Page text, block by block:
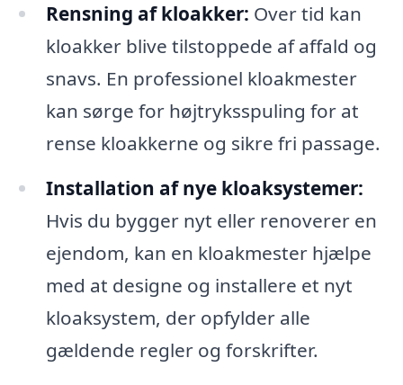
Rensning af kloakker: Over tid kan
kloakker blive tilstoppede af affald og
snavs. En professionel kloakmester
kan sørge for højtryksspuling for at
rense kloakkerne og sikre fri passage.
Installation af nye kloaksystemer:
Hvis du bygger nyt eller renoverer en
ejendom, kan en kloakmester hjælpe
med at designe og installere et nyt
kloaksystem, der opfylder alle
gældende regler og forskrifter.